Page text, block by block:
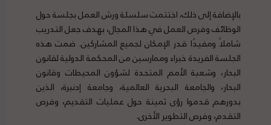
بالإضافة إلى ذلك، اختتمت سلسلة ورش العمل بجلسة حول
الوظائف وفرص العمل في هذا المجال، بهدف جعل التدريب
شاملاً ومفيدًا قدر الإمكان لجميع المشاركين. ضمت هذه
الجلسة الفريدة خبراء وممارسين من المحكمة الدولية لقانون
البحار، وشعبة الأمم المتحدة لشؤون المحيطات وقانون
البحار، والجامعة البحرية العالمية، وجامعة إدنبرة، الذين
بدورهم قدموا رؤى ثمينة حول عمليات التقديم، وفرص
التقدم، وفرص التطوير الأخرى.